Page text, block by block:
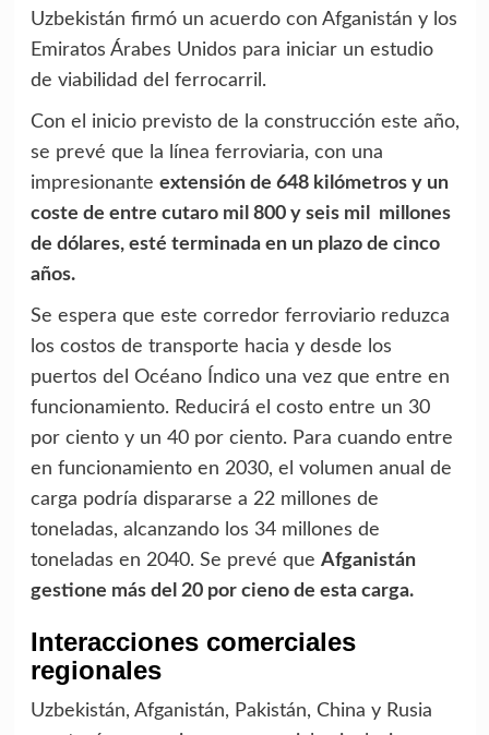
Uzbekistán firmó un acuerdo con Afganistán y los
Emiratos Árabes Unidos para iniciar un estudio
de viabilidad del ferrocarril.
Con el inicio previsto de la construcción este año,
se prevé que la línea ferroviaria, con una
impresionante extensión de 648 kilómetros y un
coste de entre cutaro mil 800 y seis mil millones
de dólares, esté terminada en un plazo de cinco
años.
Se espera que este corredor ferroviario reduzca
los costos de transporte hacia y desde los
puertos del Océano Índico una vez que entre en
funcionamiento. Reducirá el costo entre un 30
por ciento y un 40 por ciento. Para cuando entre
en funcionamiento en 2030, el volumen anual de
carga podría dispararse a 22 millones de
toneladas, alcanzando los 34 millones de
toneladas en 2040. Se prevé que Afganistán
gestione más del 20 por cieno de esta carga.
Interacciones comerciales
regionales
Uzbekistán, Afganistán, Pakistán, China y Rusia